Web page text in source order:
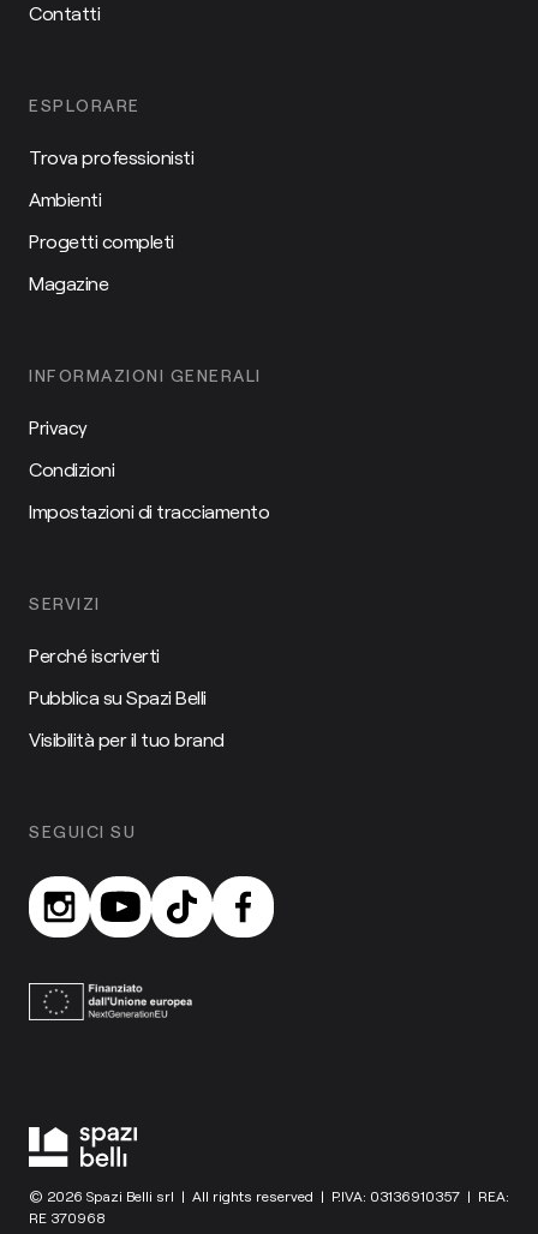
Contatti
ESPLORARE
Trova professionisti
Ambienti
Progetti completi
Magazine
INFORMAZIONI GENERALI
Privacy
Condizioni
Impostazioni di tracciamento
SERVIZI
Perché iscriverti
Pubblica su Spazi Belli
Visibilità per il tuo brand
SEGUICI SU
© 2026 Spazi Belli srl | All rights reserved | P.IVA: 03136910357 | REA:
RE 370968